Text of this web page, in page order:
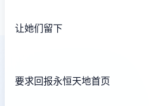
让她们留下
要求回报永恒天地首页